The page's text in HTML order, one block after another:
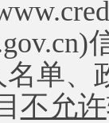
单、
不允许